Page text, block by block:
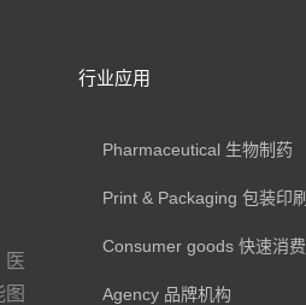
医
行业应用
Pharmaceutical 生物制药
Print & Packaging 包装印刷
Consumer goods 快速消费
Agency 品牌机构